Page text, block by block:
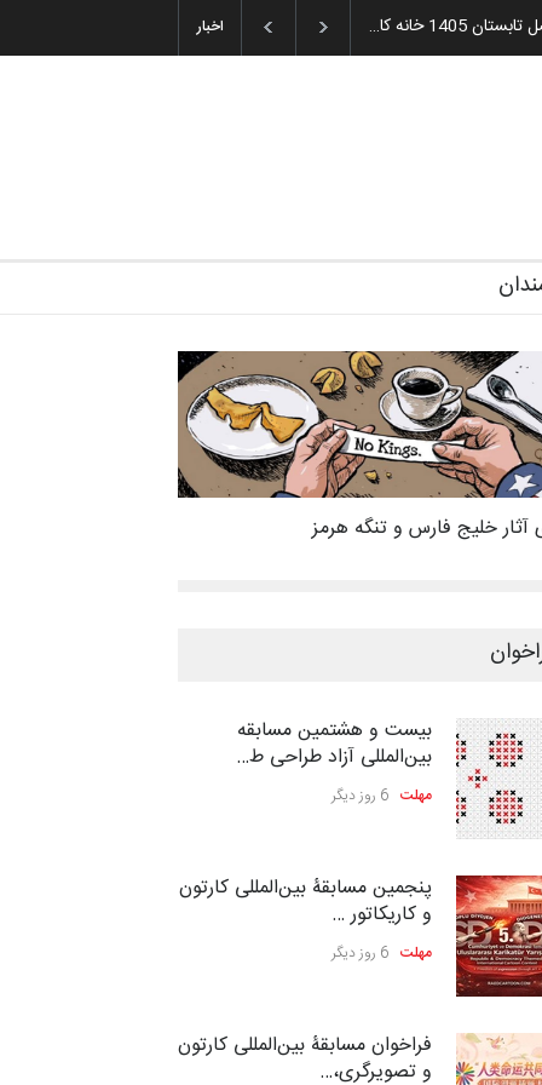
اخبار
آغاز دوره‌های تخصصی فصل تابستان 1405 خانه کا… جوایز سوم…
آثار خلیج فارس و تنگه هرمز
بیست و هشتمین مسابقه
بین‌المللی آزاد طراحی ط…
مهلت 6 روز دیگر
پنجمین مسابقۀ بین‌المللی کارتون
و کاریکاتور …
مهلت 6 روز دیگر
فراخوان مسابقۀ بین‌المللی کارتون
و تصویرگری،…